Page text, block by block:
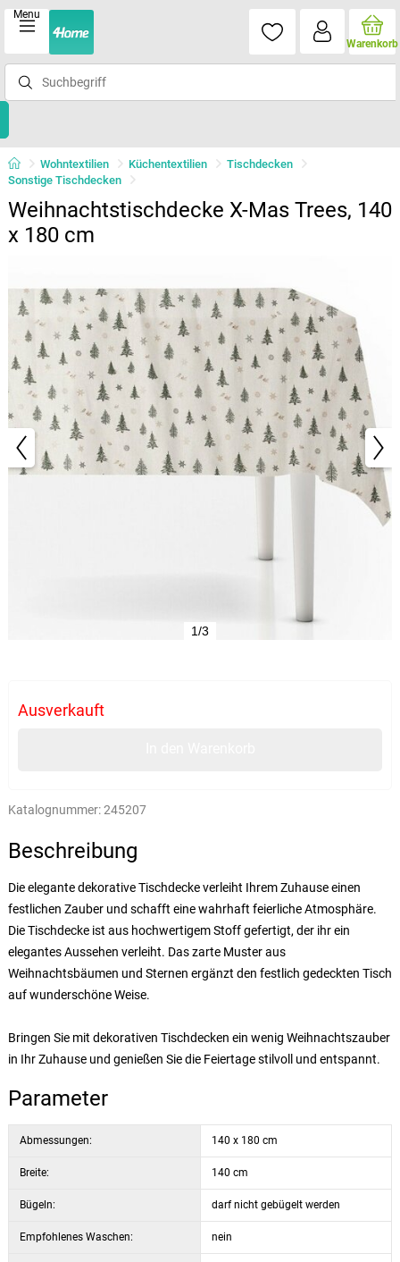
Menu
Warenkorb
Wohntextilien Küchentextilien
Tischdecken
Sonstige Tischdecken
Weihnachtstischdecke X-Mas Trees, 140
x 180 cm
1/3
Ausverkauft
Katalognummer:245207
Beschreibung
Die elegante dekorative Tischdecke verleiht Ihrem Zuhause einen
festlichen Zauber und schafft eine wahrhaft feierliche Atmosphäre.
Die Tischdecke ist aus hochwertigem Stoff gefertigt, der ihr ein
elegantes Aussehen verleiht. Das zarte Muster aus
Weihnachtsbäumen und Sternen ergänzt den festlich gedeckten Tisch
auf wunderschöne Weise.
Bringen Sie mit dekorativen Tischdecken ein wenig Weihnachtszauber
in Ihr Zuhause und genießen Sie die Feiertage stilvoll und entspannt.
Parameter
Abmessungen: 140 x 180 cm
Breite: 140 cm
Bügeln: darf nicht gebügelt werden
Empfohlenes Waschen: nein